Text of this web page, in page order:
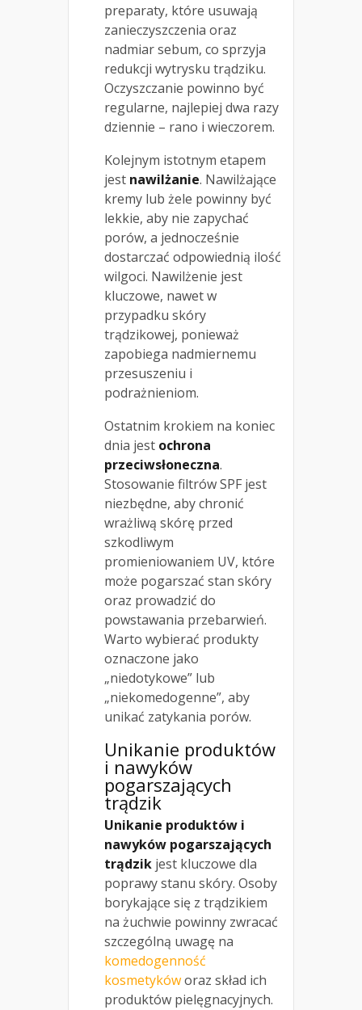
preparaty, które usuwają
zanieczyszczenia oraz
nadmiar sebum, co sprzyja
redukcji wytrysku trądziku.
Oczyszczanie powinno być
regularne, najlepiej dwa razy
dziennie – rano i wieczorem.
Kolejnym istotnym etapem
jest nawilżanie. Nawilżające
kremy lub żele powinny być
lekkie, aby nie zapychać
porów, a jednocześnie
dostarczać odpowiednią ilość
wilgoci. Nawilżenie jest
kluczowe, nawet w
przypadku skóry
trądzikowej, ponieważ
zapobiega nadmiernemu
przesuszeniu i
podrażnieniom.
Ostatnim krokiem na koniec
dnia jest ochrona
przeciwsłoneczna.
Stosowanie filtrów SPF jest
niezbędne, aby chronić
wrażliwą skórę przed
szkodliwym
promieniowaniem UV, które
może pogarszać stan skóry
oraz prowadzić do
powstawania przebarwień.
Warto wybierać produkty
oznaczone jako
„niedotykowe” lub
„niekomedogenne”, aby
unikać zatykania porów.
Unikanie produktów
i nawyków
pogarszających
trądzik
Unikanie produktów i
nawyków pogarszających
trądzik jest kluczowe dla
poprawy stanu skóry. Osoby
borykające się z trądzikiem
na żuchwie powinny zwracać
szczególną uwagę na
komedogenność
kosmetykóworaz skład ich
produktów pielęgnacyjnych.